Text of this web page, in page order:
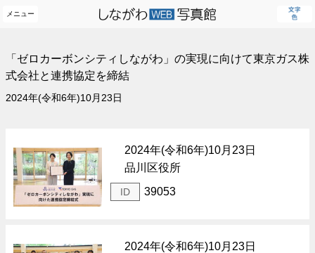
メニュー
「ゼロカーボンシティしながわ」の実現に向けて東京ガス株
式会社と連携協定を締結
2024年(令和6年)10月23日
2024年(令和6年)10月23日
品川区役所
ID 39053
2024年(令和6年)10月23日